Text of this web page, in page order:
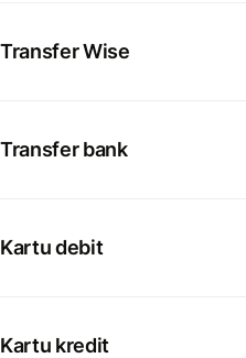
Transfer Wise
Transfer bank
Kartu debit
Kartu kredit